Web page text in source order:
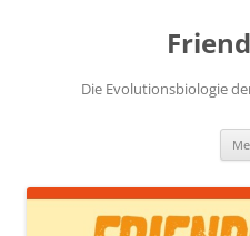
Die Evolutionsbiologie